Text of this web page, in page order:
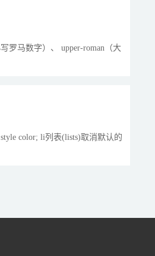
罗马数字）、 upper-roman（大
color; li列表(lists)取消默认的